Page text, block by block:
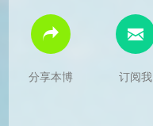
分享本博 订阅我